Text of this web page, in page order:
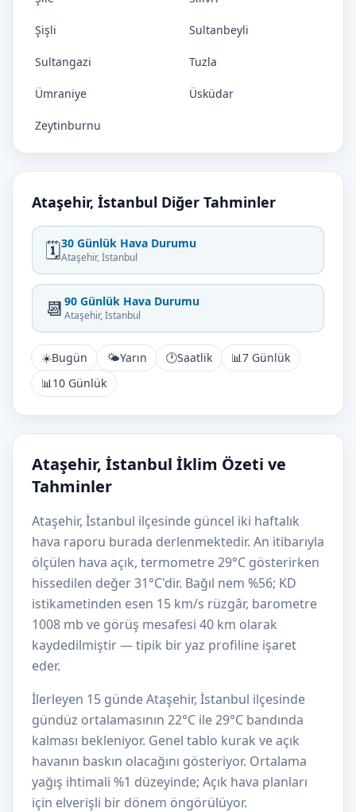
Şişli Sultanbeyli
Sultangazi Tuzla
Ümraniye Üsküdar
Zeytinburnu
Ataşehir, İstanbul Diğer Tahminler
🗓️30 Günlük Hava Durumu
Ataşehir, İstanbul
📆 90 Günlük Hava Durumu
Ataşehir, İstanbul
☀️Bugün 🌤️Yarın 🕐Saatlik 📊7 Günlük
📊10 Günlük
Ataşehir, İstanbul İklim Özeti ve
Tahminler
Ataşehir, İstanbul ilçesinde güncel iki haftalık
hava raporu burada derlenmektedir. An itibarıyla
ölçülen hava açık, termometre 29°C gösterirken
hissedilen değer 31°C'dir. Bağıl nem %56; KD
istikametinden esen 15 km/s rüzgâr, barometre
1008 mb ve görüş mesafesi 40 km olarak
kaydedilmiştir — tipik bir yaz profiline işaret
eder.
İlerleyen 15 günde Ataşehir, İstanbul ilçesinde
gündüz ortalamasının 22°C ile 29°C bandında
kalması bekleniyor. Genel tablo kurak ve açık
havanın baskın olacağını gösteriyor. Ortalama
yağış ihtimali %1 düzeyinde; Açık hava planları
için elverişli bir dönem öngörülüyor.